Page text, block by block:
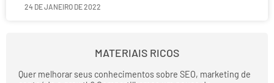
24 DE JANEIRO DE 2022
MATERIAIS RICOS
Quer melhorar seus conhecimentos sobre SEO, marketing de